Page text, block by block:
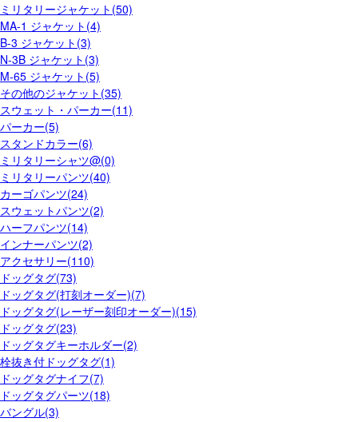
ミリタリージャケット(50)
MA-1 ジャケット(4)
B-3 ジャケット(3)
N-3B ジャケット(3)
M-65 ジャケット(5)
その他のジャケット(35)
スウェット・パーカー(11)
パーカー(5)
スタンドカラー(6)
ミリタリーシャツ@(0)
ミリタリーパンツ(40)
カーゴパンツ(24)
スウェットパンツ(2)
ハーフパンツ(14)
インナーパンツ(2)
アクセサリー(110)
ドッグタグ(73)
ドッグタグ(打刻オーダー)(7)
ドッグタグ(レーザー刻印オーダー)(15)
ドッグタグ(23)
ドッグタグキーホルダー(2)
栓抜き付ドッグタグ(1)
ドッグタグナイフ(7)
ドッグタグパーツ(18)
バングル(3)